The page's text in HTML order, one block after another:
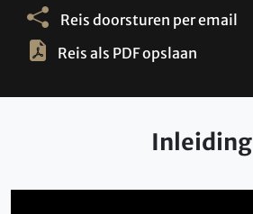
Reis doorsturen per email
Reis als PDF opslaan
Inleiding